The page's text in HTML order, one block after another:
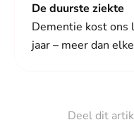
De duurste ziekte
Dementie kost ons
jaar – meer dan
Deel dit